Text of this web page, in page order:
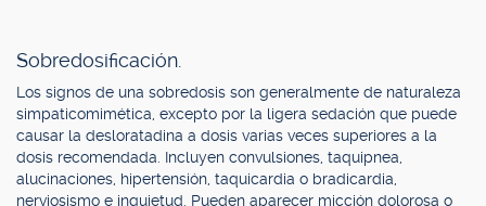
Sobredosificación.
Los signos de una sobredosis son generalmente de naturaleza
simpaticomimética, excepto por la ligera sedación que puede
causar la desloratadina a dosis varias veces superiores a la
dosis recomendada. Incluyen convulsiones, taquipnea,
alucinaciones, hipertensión, taquicardia o bradicardia,
nerviosismo e inquietud. Pueden aparecer micción dolorosa o